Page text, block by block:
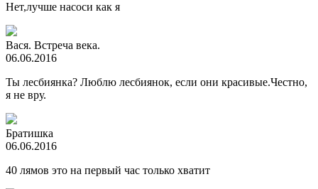
Нет,лучше насоси как я
Вася. Встреча века.
06.06.2016
Ты лесбиянка? Люблю лесбиянок, если они красивые.Честно,
я не вру.
Братишка
06.06.2016
40 лямов это на первый час только хватит